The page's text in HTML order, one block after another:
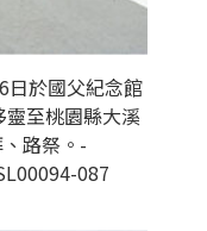
日於國父紀念館
至桃園縣大溪
路祭。-
087